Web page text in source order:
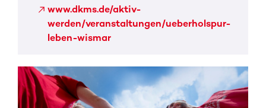
www.dkms.de/aktiv-
werden/veranstaltungen/ueberholspur-
leben-wismar